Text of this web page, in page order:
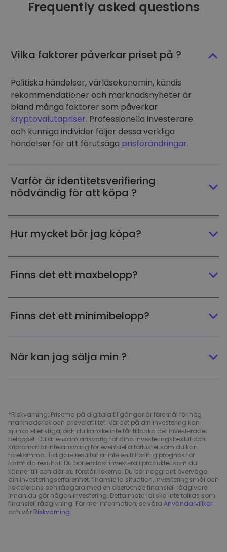
Frequently asked questions
Vilka faktorer påverkar priset på ?
Politiska händelser, världsekonomin, kändis
rekommendationer och marknadsnyheter är
bland många faktorer som påverkar
kryptovalutapriser. Professionella investerare
och kunniga individer följer dessa verkliga
händelser för att förutsäga prisförändringar.
Varför är identitetsverifiering
nödvändig för att köpa ?
Hur mycket bör jag köpa?
Finns det ett maxbelopp?
Finns det ett minimibelopp?
När kan jag sälja min ?
*Riskvarning: Priserna på digitala tillgångar är föremål för hög
marknadsrisk och prisvolatilitet. Värdet på din investering kan
sjunka eller stiga, och du kanske inte får tillbaka det investerade
beloppet. Du är ensam ansvarig för dina investeringsbeslut och
Kriptomat är inte ansvarig för eventuella förluster som du kan
förekomma. Tidigare resultat är inte en tillförlitlig prognos för
framtida resultat. Du bör endast investera i produkter som du
känner till och där du förstår riskerna. Du bör noggrant överväga
din investeringserfarenhet, finansiella situation, investeringsmål och
risktolerans och rådgöra med en oberoende finansiell rådgivare
innan du gör någon investering. Detta material ska inte tolkas som
finansiell rådgivning. För mer information, se våra Användarvillkor
och vår Riskvarning.